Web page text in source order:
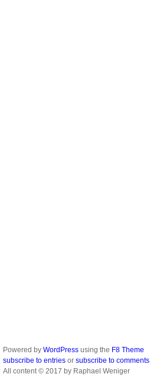
Powered by WordPress using the F8 Theme
subscribe to entries or subscribe to comments
All content © 2017 by Raphael Weniger